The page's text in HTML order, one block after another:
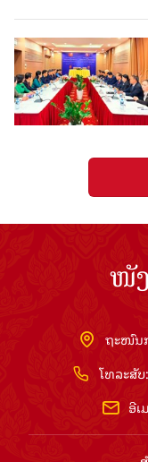
ໜັ
ຖະໜົນ
ໂທລະສັ
ອີເ